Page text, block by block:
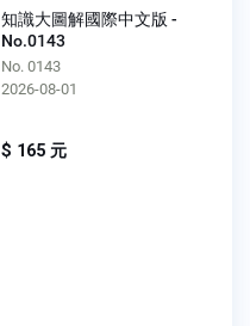
知識大圖解國際中文版 -
No.0143
No. 0143
2026-08-01
$ 165 元